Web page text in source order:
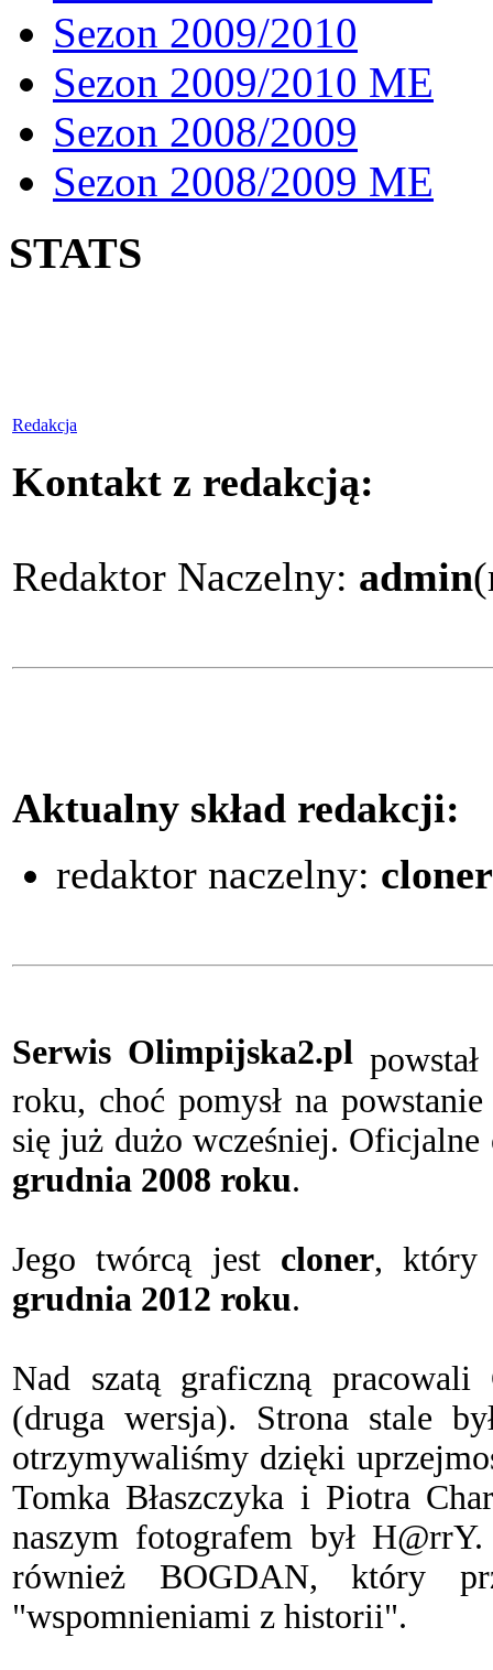
Sezon 2009/2010
Sezon 2009/2010 ME
Sezon 2008/2009
Sezon 2008/2009 ME
STATS
Redakcja
Kontakt z redakcją:
Redaktor Naczelny: admin
Aktualny skład redakcji:
redaktor naczelny: cloner
Serwis Olimpijska2.pl
roku, choć pomysł na
się już dużo wcześniej.
grudnia 2008 roku.
Jego twórcą jest cloner, który
grudnia 2012 roku.
Nad szatą graficzną
(druga wersja). Strona stale
otrzymywaliśmy dzięki
Tomka Błaszczyka i Piotra
naszym fotografem był
również BOGDAN, który
"wspomnieniami z historii".